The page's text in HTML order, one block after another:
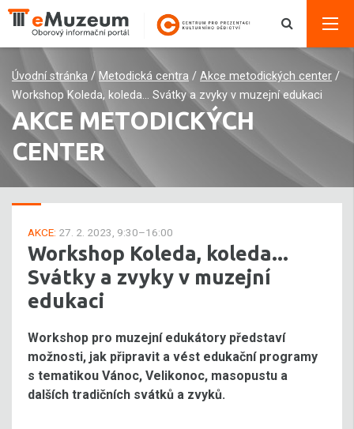
Úvodní stránka / Metodická centra / Akce metodických center /
Workshop Koleda, koleda... Svátky a zvyky v muzejní edukaci
AKCE METODICKÝCH
CENTER
AKCE: 27. 2. 2023, 9:30–16:00
Workshop Koleda, koleda...
Svátky a zvyky v muzejní
edukaci
Workshop pro muzejní edukátory představí
možnosti, jak připravit a vést edukační programy
s tematikou Vánoc, Velikonoc, masopustu a
dalších tradičních svátků a zvyků.